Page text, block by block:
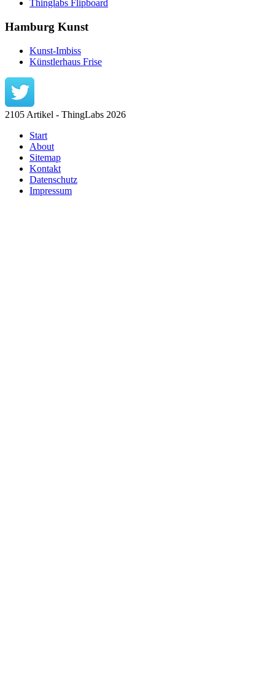
Thinglabs Flipboard
Hamburg Kunst
Kunst-Imbiss
Künstlerhaus Frise
2105 Artikel - ThingLabs 2026
Start
About
Sitemap
Kontakt
Datenschutz
Impressum